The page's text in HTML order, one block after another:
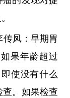
凤： 早期胃
果年龄超过
使没有什么
。 如果检查